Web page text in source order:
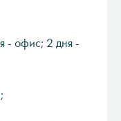
- офис; 2 дня -